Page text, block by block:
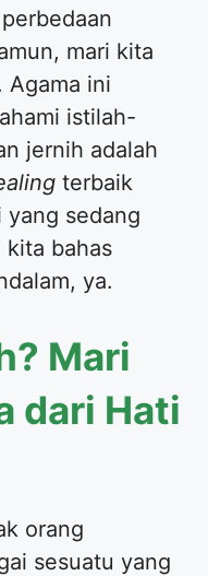
mari kita
Agama ini
istilah-
jernih adalah
terbaik
sedang
kita bahas
ya.
Mari
dari Hati
orang
sesuatu yang